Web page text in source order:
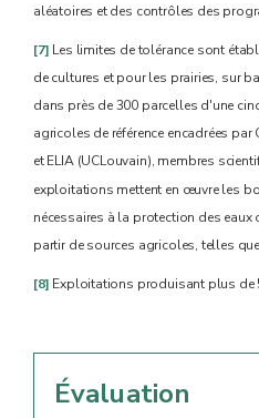
aléatoires et des contrôles des
[7] Les limites de tolérance sont
de cultures et pour les prairies, sur
dans près de 300 parcelles d'une
agricoles de référence encadrées
et ELIA (UCLouvain), membres
exploitations mettent en œuvre les
nécessaires à la protection des
partir de sources agricoles, telles
[8] Exploitations produisant plus de
Évaluation